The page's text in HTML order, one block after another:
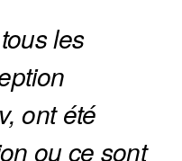
les
ont été
ou ce sont